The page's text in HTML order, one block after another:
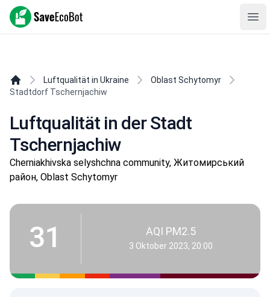
SaveEcoBot
Luftqualität in Ukraine
Oblast Schytomyr
Stadtdorf Tschernjachiw
Luftqualität in der Stadt
Tschernjachiw
Cherniakhivska selyshchna community, Житомирський
район, Oblast Schytomyr
31 AQI PM2.5
3 Oktober 2023, 20:00